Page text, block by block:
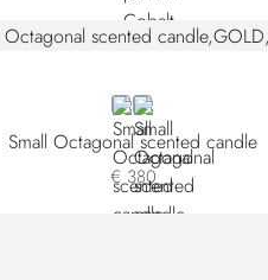
GOLD
GREY
Small Octagonal scented candle
€ 380